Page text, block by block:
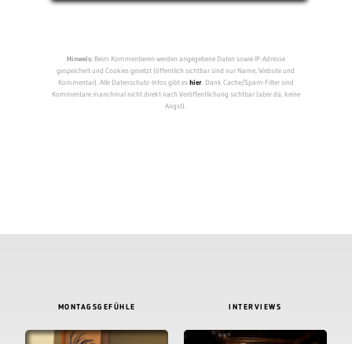
Hinweis:Beim Kommentieren werden angegebene Daten sowie IP-Adresse
gespeichert und Cookies gesetzt (öffentlich sichtbar sind nur Name, Website und
Kommentar). Alle Datenschutz-Infos gibt eshier. Dank Cache/Spam-Filter sind
Kommentare manchmal nicht direkt nach Veröffentlichung sichtbar (aber da, keine
Angst).
MONTAGSGEFÜHLE INTERVIEWS